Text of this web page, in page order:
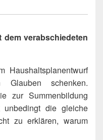
verabschiedeten
Glauben schenken.
zur Summenbildung
unbedingt die gleiche
zu erklären, warum